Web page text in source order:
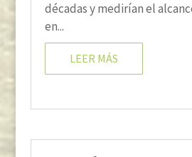
décadas y medirían el
en...
LEER MÁS